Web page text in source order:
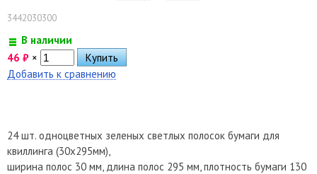
3442030300
В наличии
46 ₽ ×
Добавить к сравнению
24 шт. одноцветных зеленых светлых полосок бумаги для
квиллинга (30х295мм),
ширина полос 30 мм, длина полос 295 мм, плотность бумаги 130